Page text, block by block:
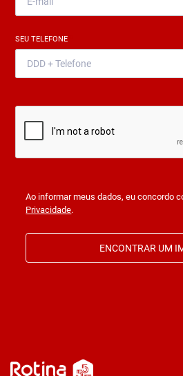
SEU TELEFONE
Ao informar meus dados, eu concordo
Privacidade.
ENCONTRAR UM